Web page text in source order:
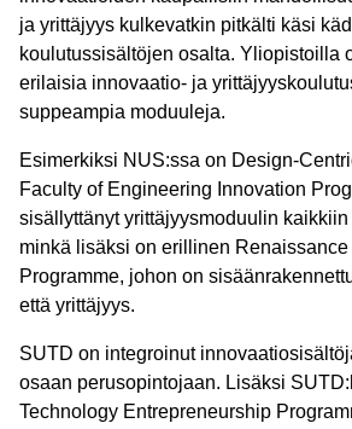
ja yrittäjyys kulkevatkin pitkälti käsi
koulutussisältöjen osalta. Yliopistoilla
erilaisia innovaatio- ja
suppeampia moduuleja.
Esimerkiksi NUS:ssa on Design-
Faculty of Engineering Innovation
sisällyttänyt yrittäjyysmoduulin
minkä lisäksi on erillinen
Programme, johon on
että yrittäjyys.
SUTD on integroinut
osaan perusopintojaan. Lisäksi
Technology Entrepreneurship